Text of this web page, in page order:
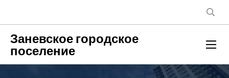
Заневское городское
поселение